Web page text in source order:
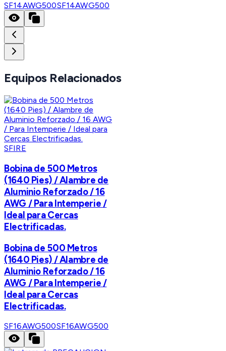
SF14AWG500SF14AWG500
Equipos Relacionados
SFIRE
Bobina de 500 Metros
(1640 Pies) / Alambre de
Aluminio Reforzado / 16
AWG / Para Intemperie /
Ideal para Cercas
Electrificadas.
Bobina de 500 Metros
(1640 Pies) / Alambre de
Aluminio Reforzado / 16
AWG / Para Intemperie /
Ideal para Cercas
Electrificadas.
SF16AWG500SF16AWG500